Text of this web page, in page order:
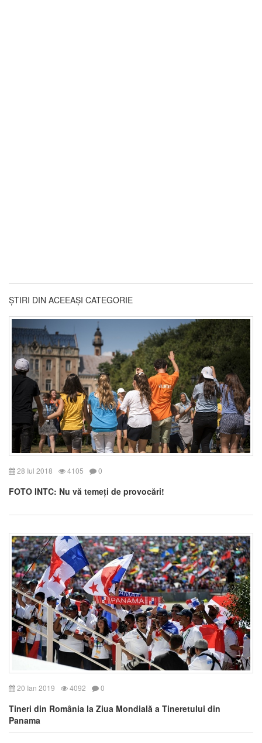
ȘTIRI DIN ACEEAȘI CATEGORIE
28 Iul 2018 4105 0
FOTO INTC: Nu vă temeți de provocări!
20 Ian 2019 4092 0
Tineri din România la Ziua Mondială a Tineretului din
Panama